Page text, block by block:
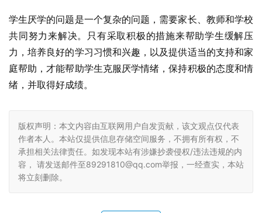
学生厌学的问题是一个复杂的问题，需要家长、教师和学校
共同努力来解决。只有采取积极的措施来帮助学生缓解压
力，培养良好的学习习惯和兴趣，以及提供适当的支持和家
庭帮助，才能帮助学生克服厌学情绪，保持积极的态度和情
绪，并取得好成绩。
版权声明：本文内容由互联网用户自发贡献，该文观点仅代表
作者本人。本站仅提供信息存储空间服务，不拥有所有权，不
承担相关法律责任。如发现本站有涉嫌抄袭侵权/违法违规的内
容， 请发送邮件至89291810@qq.com举报，一经查实，本站
将立刻删除。